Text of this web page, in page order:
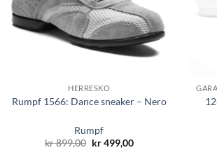
HERRESKO
Rumpf 1566: Dance sneaker – Nero
Rumpf
kr899,00 Original
kr499,00Current